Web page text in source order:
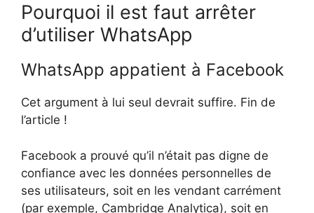
Pourquoi il est faut arrêter
d’utiliser WhatsApp
WhatsApp appatient à Facebook
Cet argument à lui seul devrait suffire. Fin de
l’article !
Facebook a prouvé qu’il n’était pas digne de
confiance avec les données personnelles de
ses utilisateurs, soit en les vendant carrément
(par exemple, Cambridge Analytica), soit en